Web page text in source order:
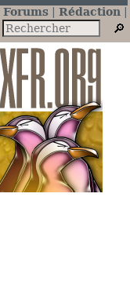
Forums
Rédaction